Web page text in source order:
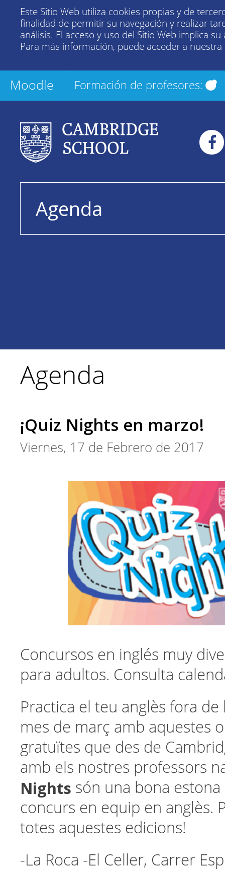
Este Sitio Web utiliza cookies propias y de
finalidad de permitir su navegación y realizar
análisis. El acceso y uso del Sitio Web implica su
Para más información, puede acceder a nuestra
Moodle Formación de profesores:
Agenda
Agenda
¡Quiz Nights en marzo!
Viernes, 17 de Febrero de 2017
Concursos en inglés muy
para adultos. Consulta
Practica el teu anglès fora de
mes de març amb aquestes
gratuïtes que des de
amb els nostres professors
Nights són una bona
concurs en equip en anglès.
totes aquestes edicions!
-La Roca -El Celler, Carrer